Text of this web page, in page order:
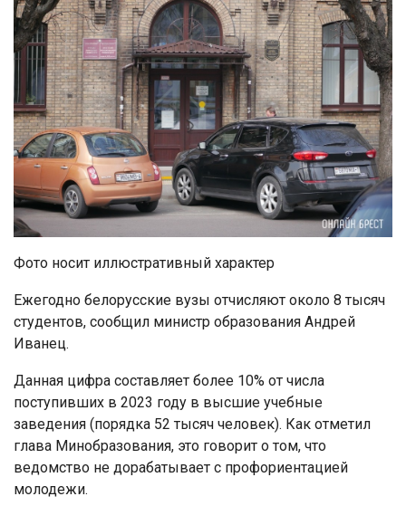
Фото носит иллюстративный характер
Ежегодно белорусские вузы отчисляют около 8 тысяч
студентов, сообщил министр образования Андрей
Иванец.
Данная цифра составляет более 10% от числа
поступивших в 2023 году в высшие учебные
заведения (порядка 52 тысяч человек). Как отметил
глава Минобразования, это говорит о том, что
ведомство не дорабатывает с профориентацией
молодежи.